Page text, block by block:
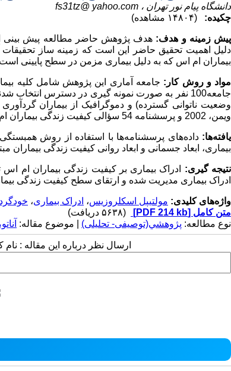
دانشگاه پیام نور تهران ، fs31tz@ yahoo.com
چکیده:
(۱۴۸۰۴ مشاهده)
پیش زمینه و هدف: هدف پژوهش حاضر مطالعه پیش بینی
دلیل اهمیت تحقیق حاضر این است که زمینه ساز
بیماران ام اس که به دلیل بیماری مزمن در سطح پایینی
مواد و روش کار: جامعه آماری این پژوهش شامل کلیه
جامعه100 نفر به صورت نمونه گیری در دسترس
وضعیت ناتوانی گسترده) و دموگرافیک از بیماران
ویمن، 2002 و پرسشنامه 54 سؤالی کیفیت زندگی بیماران ام اس ویکری، 1995) را تکمیل کردند.
یافته‌ها:داده‌های پرسشنامه‌ها با استفاده از روش
بیماری، ابعاد جسمانی و ابعاد روانی کیفیت زندگی بیماران
نتیجه گیری:
ادراک بیماری بر کیفیت زندگی بیماران ام اس
ادراک بیماری مدیریت شده و ارتقای سطح کیفیت زندگی
واژه‌های کلیدی: مولتیپل اسکلروزیس، ادراک بیماری،
متن کامل [PDF 214 kb]
(۵۶۳۸ دریافت)
نوع مطالعه: پژوهشي(توصیفی- تحلیلی) | موضوع مقاله:
ارسال نظر درباره این مقاله :